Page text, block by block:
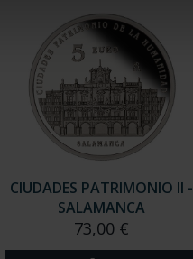
CIUDADES PATRIMONIO II -
SALAMANCA
73,00 €